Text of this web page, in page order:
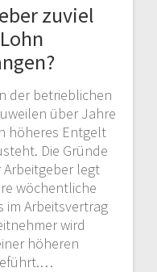
zuviel
der betrieblichen
über Jahre
höheres Entgelt
Die Gründe
legt
wöchentliche
im Arbeitsvertrag
wird
höheren